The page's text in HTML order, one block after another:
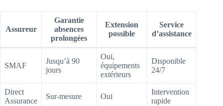
Assureur
Garantie
absences
prolongées
Extension
possible
Service
d’assistance
SMAF
Jusqu’à 90
jours
Oui,
équipements
extérieurs
Disponible
24/7
Direct
Assurance
Sur-mesure Oui
Intervention
rapide